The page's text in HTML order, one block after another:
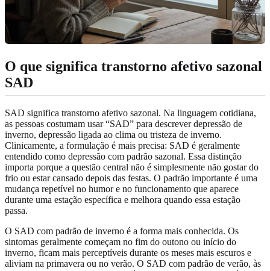
O que significa transtorno afetivo sazonal
SAD
SAD significa transtorno afetivo sazonal. Na linguagem cotidiana,
as pessoas costumam usar “SAD” para descrever depressão de
inverno, depressão ligada ao clima ou tristeza de inverno.
Clinicamente, a formulação é mais precisa: SAD é geralmente
entendido como depressão com padrão sazonal. Essa distinção
importa porque a questão central não é simplesmente não gostar do
frio ou estar cansado depois das festas. O padrão importante é uma
mudança repetível no humor e no funcionamento que aparece
durante uma estação específica e melhora quando essa estação
passa.
O SAD com padrão de inverno é a forma mais conhecida. Os
sintomas geralmente começam no fim do outono ou início do
inverno, ficam mais perceptíveis durante os meses mais escuros e
aliviam na primavera ou no verão. O SAD com padrão de verão, às